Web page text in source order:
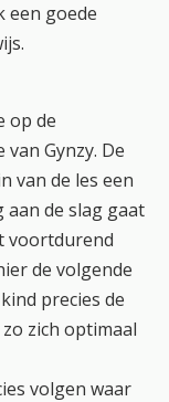
een goede
op de
Gynzy. De
van de les een
de slag gaat
voortdurend
de volgende
precies de
zich optimaal
volgen waar